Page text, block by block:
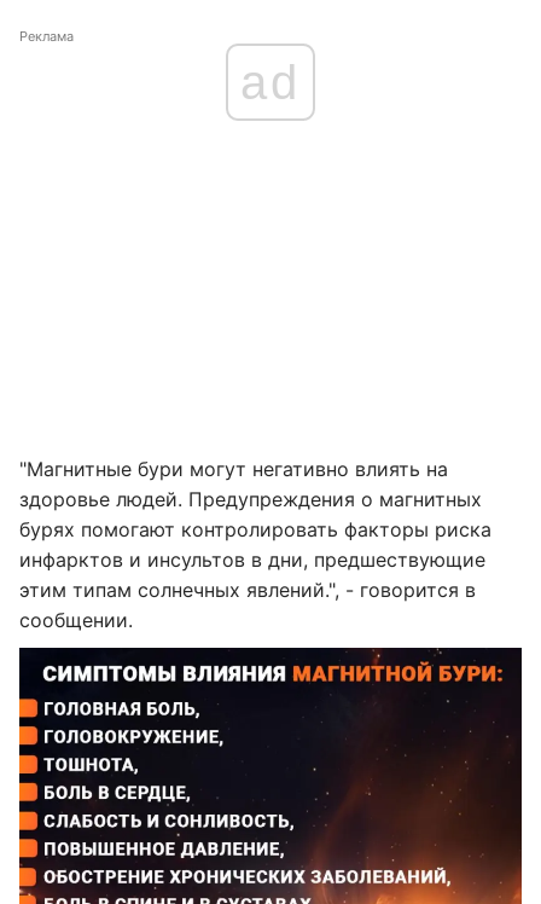
Реклама
ad
"Магнитные бури могут негативно влиять на
здоровье людей. Предупреждения о магнитных
бурях помогают контролировать факторы риска
инфарктов и инсультов в дни, предшествующие
этим типам солнечных явлений.", - говорится в
сообщении.